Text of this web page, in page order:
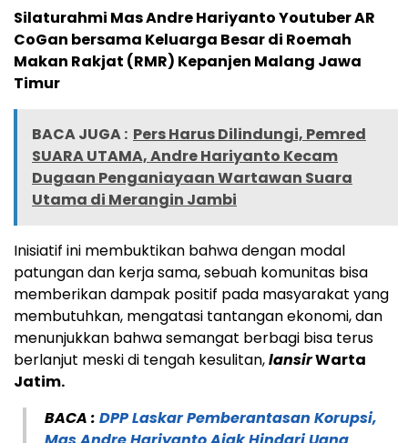
Silaturahmi Mas Andre Hariyanto Youtuber AR
CoGan bersama Keluarga Besar di Roemah
Makan Rakjat (RMR) Kepanjen Malang Jawa
Timur
BACA JUGA : Pers Harus Dilindungi, Pemred
SUARA UTAMA, Andre Hariyanto Kecam
Dugaan Penganiayaan Wartawan Suara
Utama di Merangin Jambi
Inisiatif ini membuktikan bahwa dengan modal
patungan dan kerja sama, sebuah komunitas bisa
memberikan dampak positif pada masyarakat yang
membutuhkan, mengatasi tantangan ekonomi, dan
menunjukkan bahwa semangat berbagi bisa terus
berlanjut meski di tengah kesulitan,lansirWarta
Jatim.
BACA : DPP Laskar Pemberantasan Korupsi,